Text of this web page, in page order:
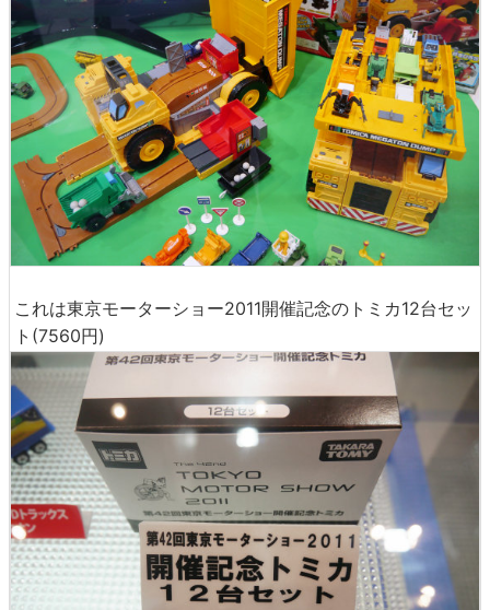
これは東京モーターショー2011開催記念のトミカ12台セッ
ト(7560円)